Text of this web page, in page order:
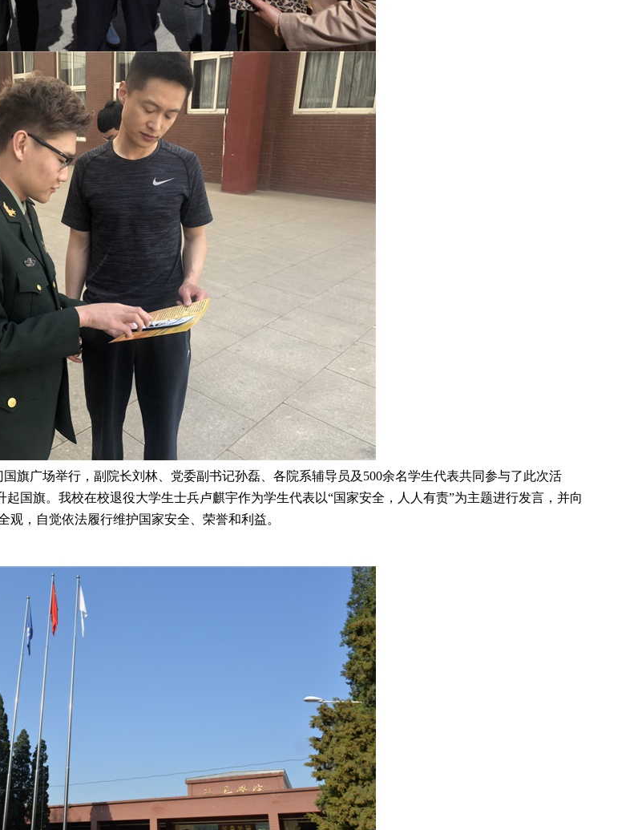
广场举行，副院长刘林、党委副书记孙磊、各院系辅导员及500余名学生代表共同参与了此次活
国旗。我校在校退役大学生士兵卢麒宇作为学生代表以“国家安全，人人有责”为主题进行发言，并向
，自觉依法履行维护国家安全、荣誉和利益。